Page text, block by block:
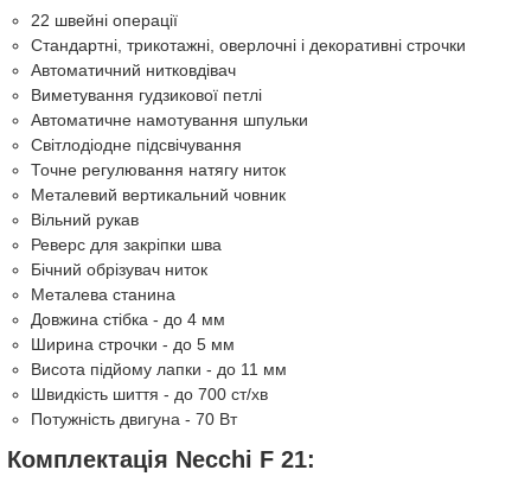
22 швейні операції
Стандартні, трикотажні, оверлочні і декоративні строчки
Автоматичний нитковдівач
Виметування гудзикової петлі
Автоматичне намотування шпульки
Світлодіодне підсвічування
Точне регулювання натягу ниток
Металевий вертикальний човник
Вільний рукав
Реверс для закріпки шва
Бічний обрізувач ниток
Металева станина
Довжина стібка - до 4 мм
Ширина строчки - до 5 мм
Висота підйому лапки - до 11 мм
Швидкість шиття - до 700 ст/хв
Потужність двигуна - 70 Вт
Комплектація Necchi F 21: